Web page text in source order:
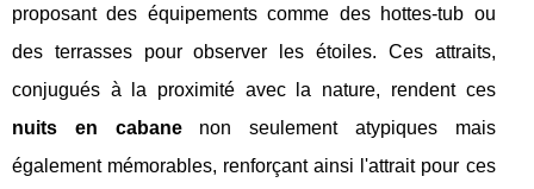
proposant des équipements comme des hottes-tub ou
des terrasses pour observer les étoiles. Ces attraits,
conjugués à la proximité avec la nature, rendent ces
nuits en cabanenon seulement atypiques mais
également mémorables, renforçant ainsi l'attrait pour ces